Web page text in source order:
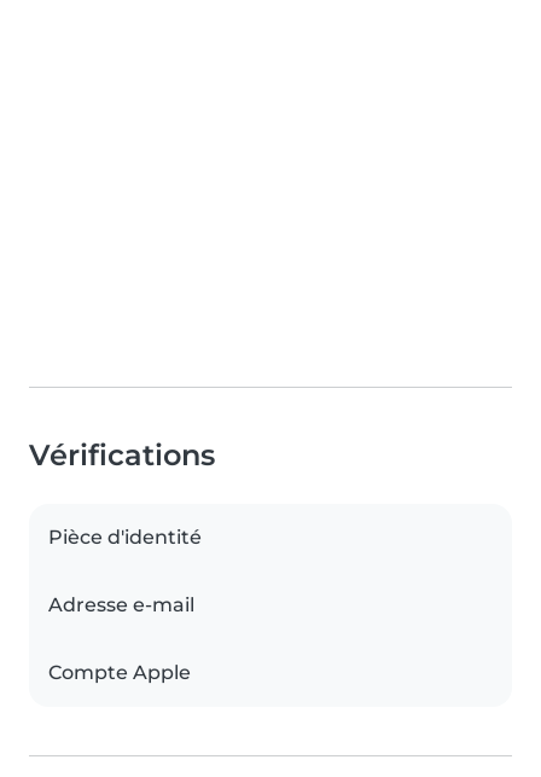
Vérifications
Pièce d'identité
Adresse e-mail
Compte Apple